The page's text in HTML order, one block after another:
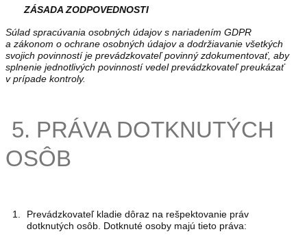
ZÁSADA ZODPOVEDNOSTI
Súlad spracúvania osobných údajov s nariadením GDPR
a zákonom o ochrane osobných údajov a dodržiavanie všetkých
svojich povinností je prevádzkovateľ povinný zdokumentovať, aby
splnenie jednotlivých povinností vedel prevádzkovateľ preukázať
v prípade kontroly.
5. PRÁVA DOTKNUTÝCH
OSÔB
Prevádzkovateľ kladie dôraz na rešpektovanie práv
dotknutých osôb. Dotknuté osoby majú tieto práva: